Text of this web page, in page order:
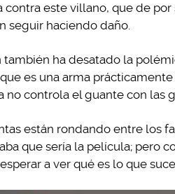
contra este villano, que de
seguir haciendo daño.
también ha desatado la
es una arma prácticamente
no controla el guante con las
están rondando entre los
que sería la película; pero
a ver qué es lo que